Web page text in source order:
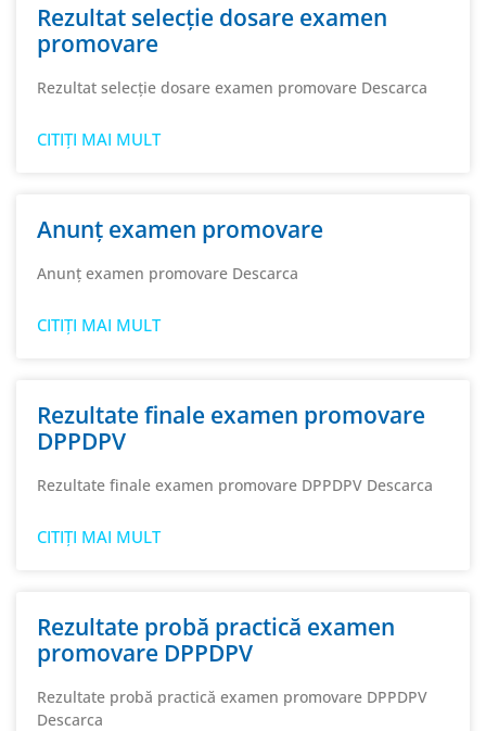
Rezultat selecție dosare examen
promovare
Rezultat selecție dosare examen promovare Descarca
CITIȚI MAI MULT
Anunț examen promovare
Anunț examen promovare Descarca
CITIȚI MAI MULT
Rezultate finale examen promovare
DPPDPV
Rezultate finale examen promovare DPPDPV Descarca
CITIȚI MAI MULT
Rezultate probă practică examen
promovare DPPDPV
Rezultate probă practică examen promovare DPPDPV
Descarca